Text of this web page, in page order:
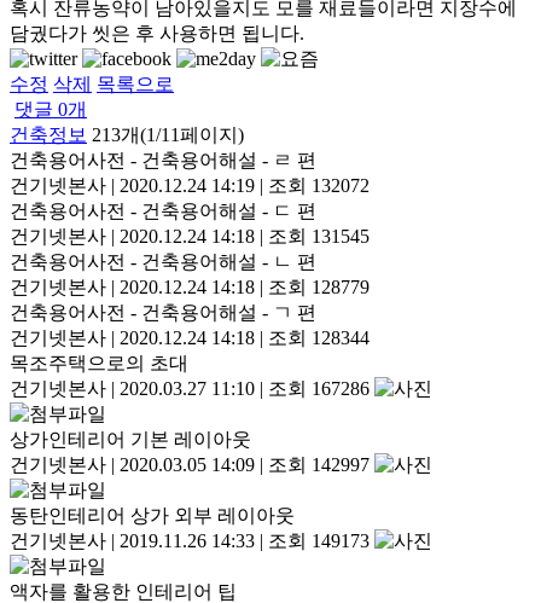
혹시 잔류농약이 남아있을지도 모를 재료들이라면 지장수에
담궜다가 씻은 후 사용하면 됩니다.
수정 삭제 목록으로
댓글 0개
건축정보 213개(1/11페이지)
건축용어사전 - 건축용어해설 - ㄹ 편
건기넷본사 | 2020.12.24 14:19 | 조회 132072
건축용어사전 - 건축용어해설 - ㄷ 편
건기넷본사 | 2020.12.24 14:18 | 조회 131545
건축용어사전 - 건축용어해설 - ㄴ 편
건기넷본사 | 2020.12.24 14:18 | 조회 128779
건축용어사전 - 건축용어해설 - ㄱ 편
건기넷본사 | 2020.12.24 14:18 | 조회 128344
목조주택으로의 초대
건기넷본사 | 2020.03.27 11:10 | 조회 167286
상가인테리어 기본 레이아웃
건기넷본사 | 2020.03.05 14:09 | 조회 142997
동탄인테리어 상가 외부 레이아웃
건기넷본사 | 2019.11.26 14:33 | 조회 149173
액자를 활용한 인테리어 팁